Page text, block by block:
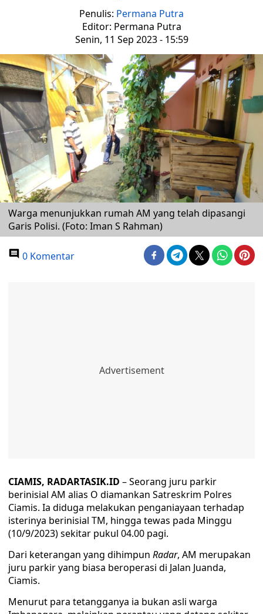
Penulis: Permana Putra
Editor: Permana Putra
Senin, 11 Sep 2023 - 15:59
Warga menunjukkan rumah AM yang telah dipasangi
Garis Polisi. (Foto: Iman S Rahman)
0 Komentar
CIAMIS, RADARTASIK.ID – Seorang juru parkir
berinisial AM alias O diamankan Satreskrim Polres
Ciamis. Ia diduga melakukan penganiayaan terhadap
isterinya berinisial TM, hingga tewas pada Minggu
(10/9/2023) sekitar pukul 04.00 pagi.
Dari keterangan yang dihimpun Radar, AM merupakan
juru parkir yang biasa beroperasi di Jalan Juanda,
Ciamis.
Menurut para tetangganya ia bukan asli warga